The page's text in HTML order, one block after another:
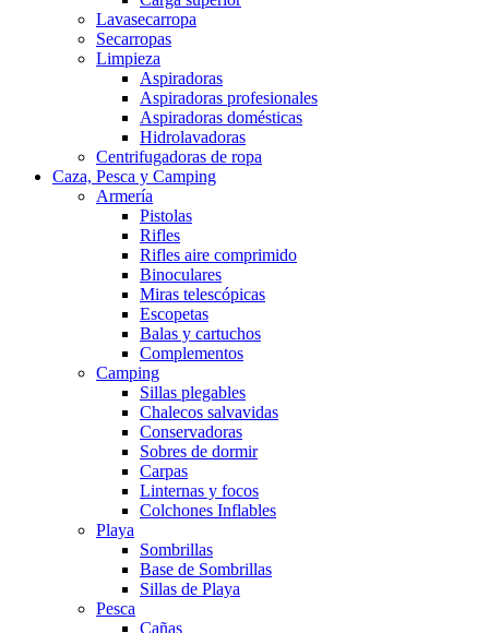
Lavasecarropa
Secarropas
Limpieza
Aspiradoras
Aspiradoras profesionales
Aspiradoras domésticas
Hidrolavadoras
Centrifugadoras de ropa
Caza, Pesca y Camping
Armería
Pistolas
Rifles
Rifles aire comprimido
Binoculares
Miras telescópicas
Escopetas
Balas y cartuchos
Complementos
Camping
Sillas plegables
Chalecos salvavidas
Conservadoras
Sobres de dormir
Carpas
Linternas y focos
Colchones Inflables
Playa
Sombrillas
Base de Sombrillas
Sillas de Playa
Pesca
Cañas